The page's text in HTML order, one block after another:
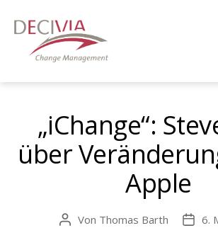
Change
„iChange“:
über
Apple
Beitragsautor
Von Thomas Barth 6.